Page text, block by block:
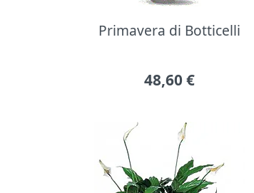
Primavera di Botticelli
48,60 €